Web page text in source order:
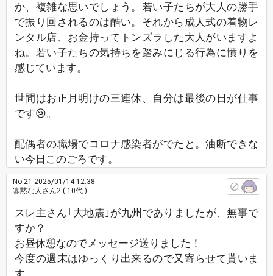
か、複雑な思いでしょう。若い子たちが大人の勝手
で振り回されるのは酷い。それから成人式の着物レ
ンタル店、お金持ってトンズラした大人がいますよ
ね。若い子たちの気持ちを踏みにじる行為に憤りを
感じています。
世間はお正月明けの三連休、自分は最後の日が仕事
です😢。
配偶者の職場でコロナ感染者がでたと。油断できな
い今日このごろです。
No.21 2025/01/14 12:38
寡黙な人さん2 ( 10代 )
スレ主さん｢大地震｣が九州でありましたが、無事で
すか？
お昼休憩なのでメッセージ送りました！
今度の週末はゆっくり出来るので又寄らせて貰いま
す。